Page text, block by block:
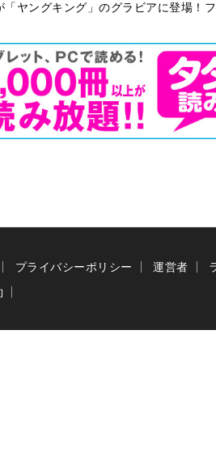
「ヤングキング」のグラビアに登場！
プライバシーポリシー 運営者